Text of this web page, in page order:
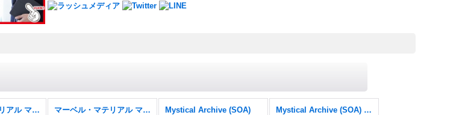
マーベル・マテリアル マーベル スーパー・ヒーローズ マーベル・マテリアル マーベル スーパー・ヒーローズ FOIL Mystical Archive (SOA) Mystical Archive (SOA) FOIL